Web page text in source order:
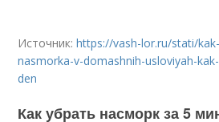
Источник:https://vash-lor.ru/stati/
nasmorka-v-domashnih-usloviyah-
den
Как убрать насморк за 5